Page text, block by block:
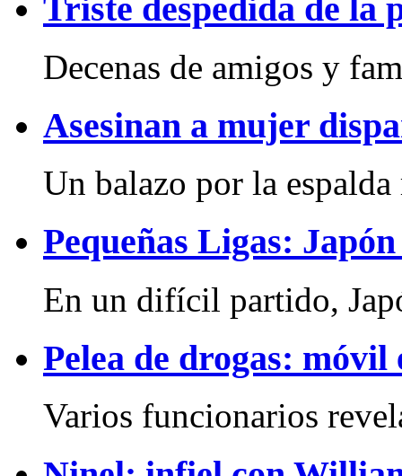
Triste despedida de la
Decenas de amigos y
Asesinan a mujer
Un balazo por la
Pequeñas Ligas:
En un difícil partido,
Pelea de drogas: móvil
Varios funcionarios